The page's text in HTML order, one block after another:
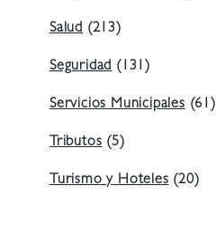
Salud (213)
Seguridad (131)
Servicios Municipales (61)
Tributos (5)
Turismo y Hoteles (20)